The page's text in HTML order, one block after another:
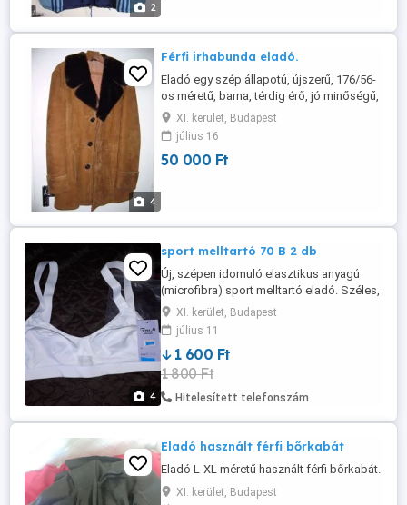
2
4
Férfi irhabunda eladó.
Eladó egy szép állapotú, újszerű, 176/56-
os méretű, barna, térdig érő, jó minőségű,
szegedi pannonia gyárban készült férfi
irhabunda. Méretei: hossza 90 cm,
mellbősége 124 cm, derékbősége 116
cm, ujja hossza 72 cm. Telefon +36 20
XI. kerület, Budapest
július 16
50 000 Ft
4
sport melltartó 70 B 2 db
Új, szépen idomuló elasztikus anyagú
(microfibra) sport melltartó eladó. Széles,
állítható pánt, mell alatt széles
gumírozással a jó tartás érdekében.
Bőrbarát elasztikus anyaga miatt szépen
megtartja a formát, télen-nyáron is
kellemes viselet. 2 db egy áráért.
Személyes átvételre a Budapest XI.ker. ...
XI. kerület, Budapest
július 11
1 600 Ft
1 800 Ft
Hitelesített telefonszám
Eladó használt férfi bőrkabát
Eladó L-XL méretű használt férfi bőrkabát.
XI. kerület, Budapest